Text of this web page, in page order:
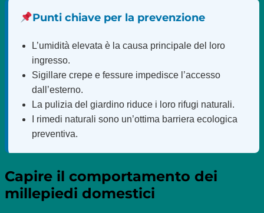
Punti chiave per la prevenzione
L’umidità elevata è la causa principale del loro
ingresso.
Sigillare crepe e fessure impedisce l’accesso
dall’esterno.
La pulizia del giardino riduce i loro rifugi naturali.
I rimedi naturali sono un’ottima barriera ecologica
preventiva.
Capire il comportamento dei
millepiedi domestici